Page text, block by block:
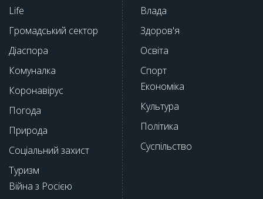
Life
Громадський сектор
Діаспора
Комуналка
Коронавірус
Погода
Природа
Соціальний захист
Туризм
Війна з Росією
Влада
Здоров'я
Освіта
Спорт
Економіка
Культура
Політика
Суспільство